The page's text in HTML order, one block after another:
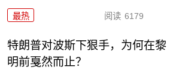
最热 阅读 6179
特朗普对波斯下狠手，为何在黎
明前戛然而止？